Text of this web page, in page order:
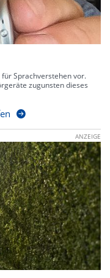
Sprachverstehen vor.
zugunsten dieses
ANZEIGE